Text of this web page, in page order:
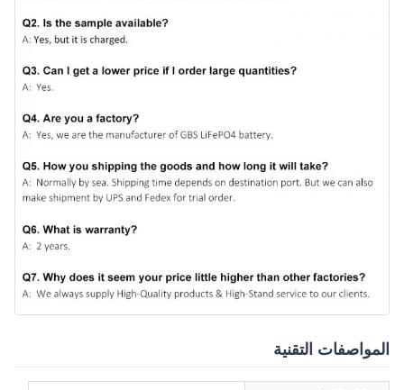
المواصفات التقنية